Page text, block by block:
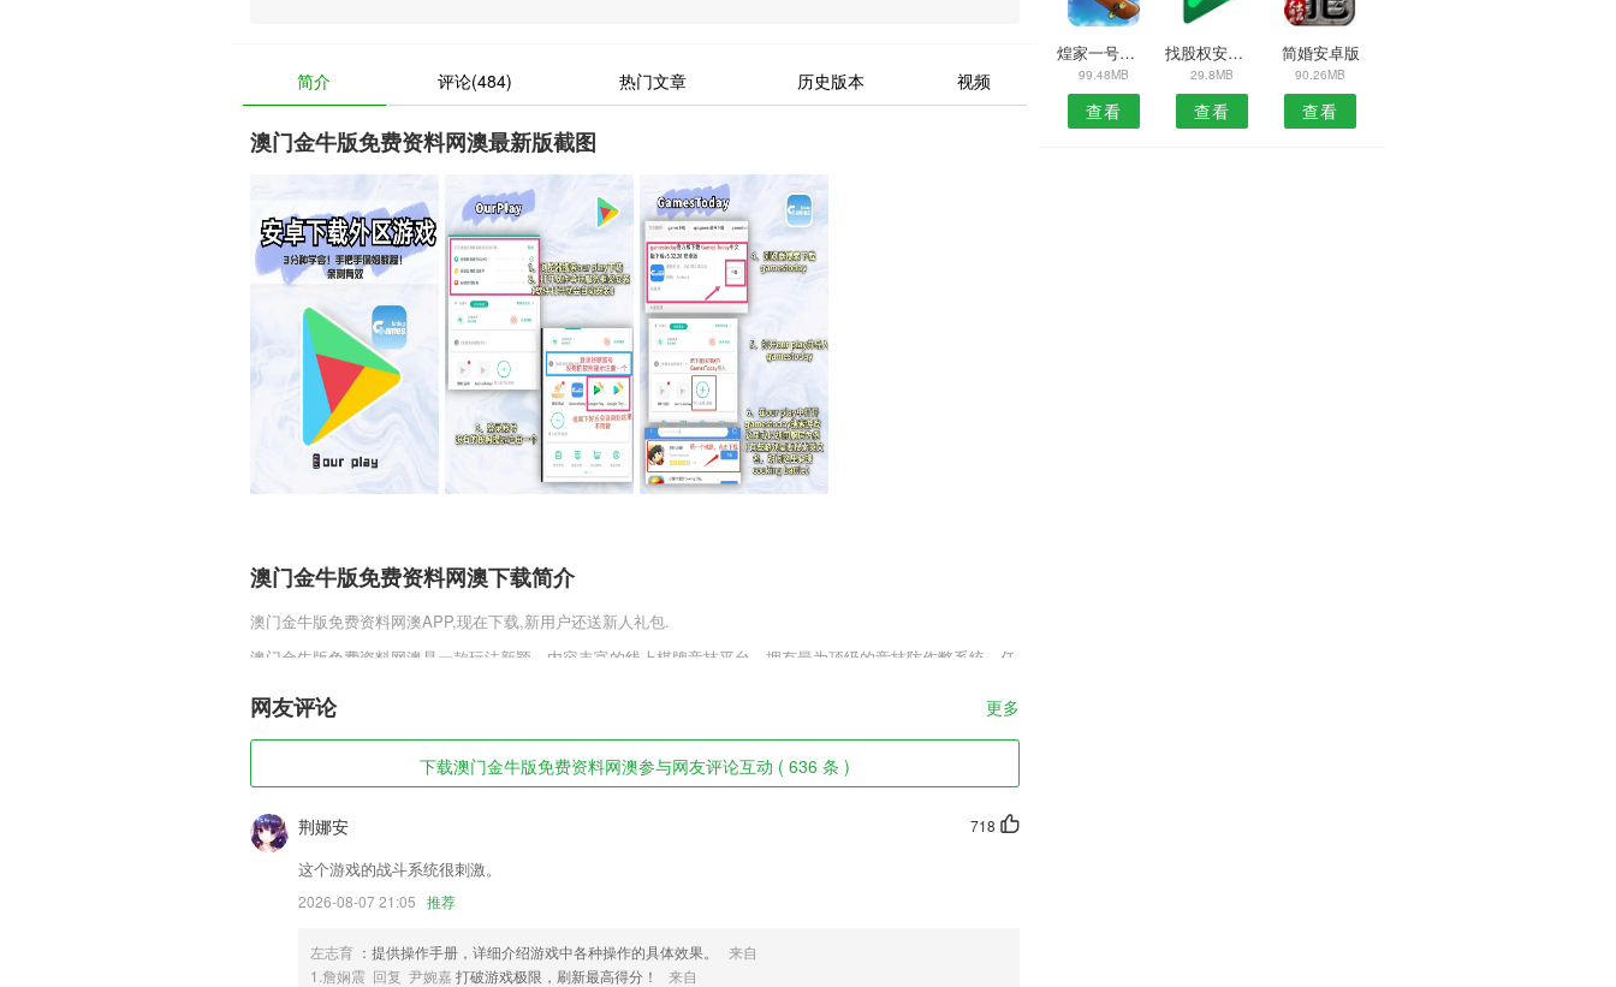
简介 评论(484) 热门文章 历史版本 视频
澳门金牛版免费资料网澳最新版截图
澳门金牛版免费资料网澳下载简介
澳门金牛版免费资料网澳APP,现在下载,新用户还送新人礼包.
澳门金牛版免费资料网澳是一款玩法新颖，内容丰富的线上棋牌竞技平台。拥有最为顶级的竞技防作弊系统，任
斗地主以及炸金花等众多热门模式，全部都是为玩家开放，快来下载尽情体验吧!
澳门金牛版免费资料网澳软件特色
1,一键就能将店铺信息进行有效的分享，让更多的人看到店铺信息；
2,商业评论：资深编辑记者团队，客观、个性化的商业评论，一手掌控所有商业价值。
3,24小时随时约课:上课时间自己选,随时可以上课,孩子在家就可以操作,家长可随时观看课后回放
4,基于对孩子们生活很熟悉的主题。
6,需要快速提升自己个人能力，才可以在考试时候轻松面对。
网友评论 更多
下载澳门金牛版免费资料网澳参与网友评论互动 ( 636 条 )
718
荆娜安
这个游戏的战斗系统很刺激。
2026-08-07 21:05 推荐
左志育 ：提供操作手册，详细介绍游戏中各种操作的具体效果。
来自
1.詹娴震 回复 尹婉嘉打破游戏极限，刷新最高得分！
来自
煌家一号司机端APP
99.48MB
查看
找股权安卓版
29.8MB
查看
简婚安卓版
90.26MB
查看